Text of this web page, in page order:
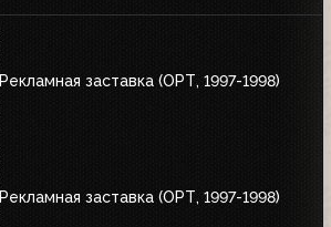
Рекламная заставка (ОРТ, 1997-1998)
Рекламная заставка (ОРТ, 1997-1998)